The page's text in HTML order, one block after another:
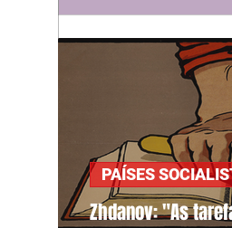
Zhdanov: "As
PAÍSES